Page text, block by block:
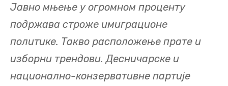
Јавно мњење у огромном проценту
подржава строже имиграционе
политике. Такво расположење прате и
изборни трендови. Десничарске и
национално-конзервативне партије